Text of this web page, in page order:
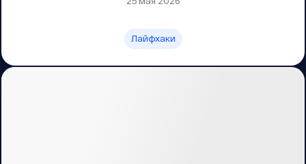
Лайфхаки